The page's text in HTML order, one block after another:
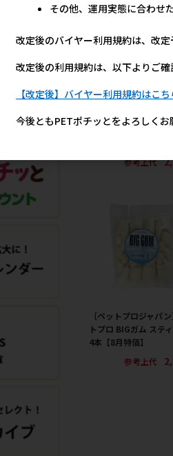
入)］マナーウェア 男
イトブルージーンズ
ロット購入 ※発注単位
低発注数量(混載30ケ
上)にご注意下さい【
参考上代
［ペットプロジャパ
トプロ BIGガム ステ
4本【8月特価】
参考上代
その他、運用実態に合わせ
改定後のバイヤー利用規約は、改定
改定後の利用規約は、以下よりご確
【改定後】バイヤー利用規約はこち
今後ともPETポチッとをよろしくお